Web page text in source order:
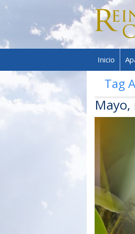
Inicio
Tag